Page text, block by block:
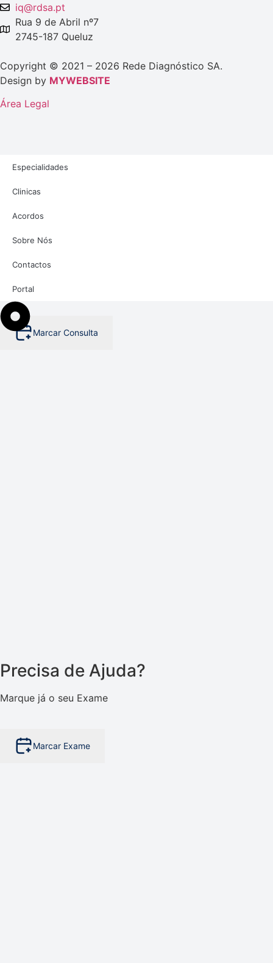
iq@rdsa.pt
Rua 9 de Abril nº7
2745-187 Queluz
Copyright © 2021 – 2026 Rede Diagnóstico SA.
Design by MYWEBSITE
Área Legal
Especialidades
Clinicas
Acordos
Sobre Nós
Contactos
Portal
Marcar Consulta
Precisa de Ajuda?
Marque já o seu Exame
Marcar Exame